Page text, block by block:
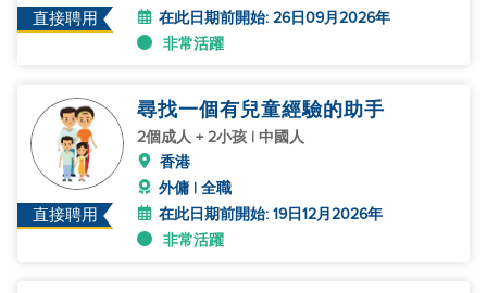
直接聘用
在此日期前開始: 26日09月2026年
非常活躍
直接聘用
尋找一個有兒童經驗的助手
2個成人 + 2小孩 | 中國人
香港
外傭 | 全職
在此日期前開始: 19日12月2026年
非常活躍